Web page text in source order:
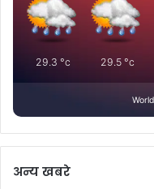
29.3 °c 29.5°c
अन्य खबरे